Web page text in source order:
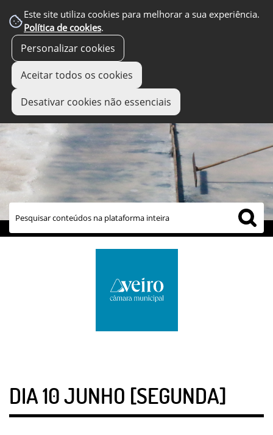
Este site utiliza cookies para melhorar a sua experiência.
Política de cookies.
Personalizar cookies
Aceitar todos os cookies
Desativar cookies não essenciais
links úteis
DIA 10 JUNHO [SEGUNDA]